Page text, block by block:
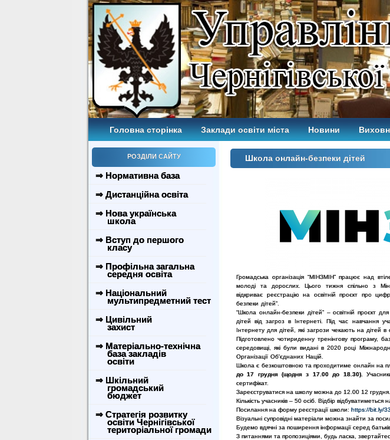
Головна сторінка Заклади освіти міста Новини
РОЗДІЛИ САЙТУ
⇒ Нормативна база
⇒ Дистанційна освіта
⇒ Нова українська
школа
⇒ Вступ до першого
класу
⇒ Профільна загальна
середня освіта
⇒ Національний
мультипредметний тест
⇒ Цивільний
захист
⇒ Матеріально-технічна
база закладів
освіти
⇒ Шкільний
громадський
бюджет
⇒ Стратегія розвитку
освіти Чернігівської
територіальної громади
Школа онлайн-безпеки дітей
Громадська організація “МІНЗМІН” працює над
молоді та дорослих. Цього тижня спільно з
відкриває реєстрацію на освітній проєкт про
безпеки дітей”.
“Школа онлайн-безпеки дітей” – освітній проєкт
дітей від загроз в Інтернеті. Під час навчання
Інтернету для дітей, які загрози чекають на дітей в
Підготовлено чотириденну тренінгову програму,
середовищі, які були видані в 2020 році
Організації Об'єднаних Націй.
Школа є безкоштовною та проходитиме онлайн на
до 17 грудня (щодня з 17.00 до 18.30).
сертифікат.
Зареєструватися на школу можна до 12.00 12 грудня.
Кількість учасників – 50 осіб. Відбір відбуватиметься
Посилання на форму реєстрації школи: https://bit.ly/
Візуальні супровідні матеріали можна знайти за
Будемо вдячні за поширення інформації серед батьків
З питаннями та пропозиціями, будь ласка,